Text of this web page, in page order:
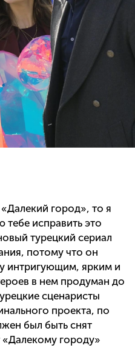
город», то я
тебе исправить это
турецкий сериал
потому что он
интригующим, ярким и
в нем продуман до
сценаристы
проекта, по
был быть снят
«Далекому городу»